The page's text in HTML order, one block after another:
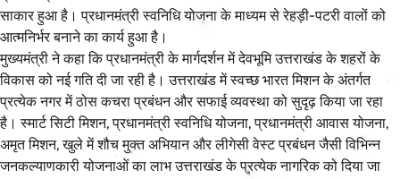
साकार हुआ है। प्रधानमंत्री स्वनिधि योजना के माध्यम से रेहड़ी-पटरी वालों को
आत्मनिर्भर बनाने का कार्य हुआ है।
मुख्यमंत्री ने कहा कि प्रधानमंत्री के मार्गदर्शन में देवभूमि उत्तराखंड के शहरों के
विकास को नई गति दी जा रही है। उत्तराखंड में स्वच्छ भारत मिशन के अंतर्गत
प्रत्येक नगर में ठोस कचरा प्रबंधन और सफाई व्यवस्था को सुदृढ़ किया जा रहा
है। स्मार्ट सिटी मिशन, प्रधानमंत्री स्वनिधि योजना, प्रधानमंत्री आवास योजना,
अमृत मिशन, खुले में शौच मुक्त अभियान और लीगेसी वेस्ट प्रबंधन जैसी विभिन्न
जनकल्याणकारी योजनाओं का लाभ उत्तराखंड के प्रत्येक नागरिक को दिया जा